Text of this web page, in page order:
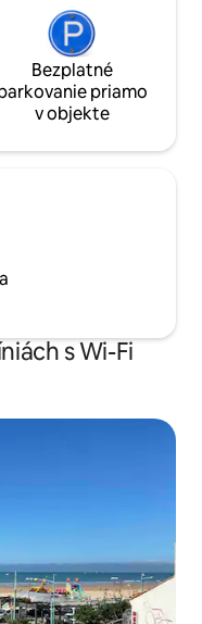
Bezplatné
priamo
v objekte
s Wi-Fi